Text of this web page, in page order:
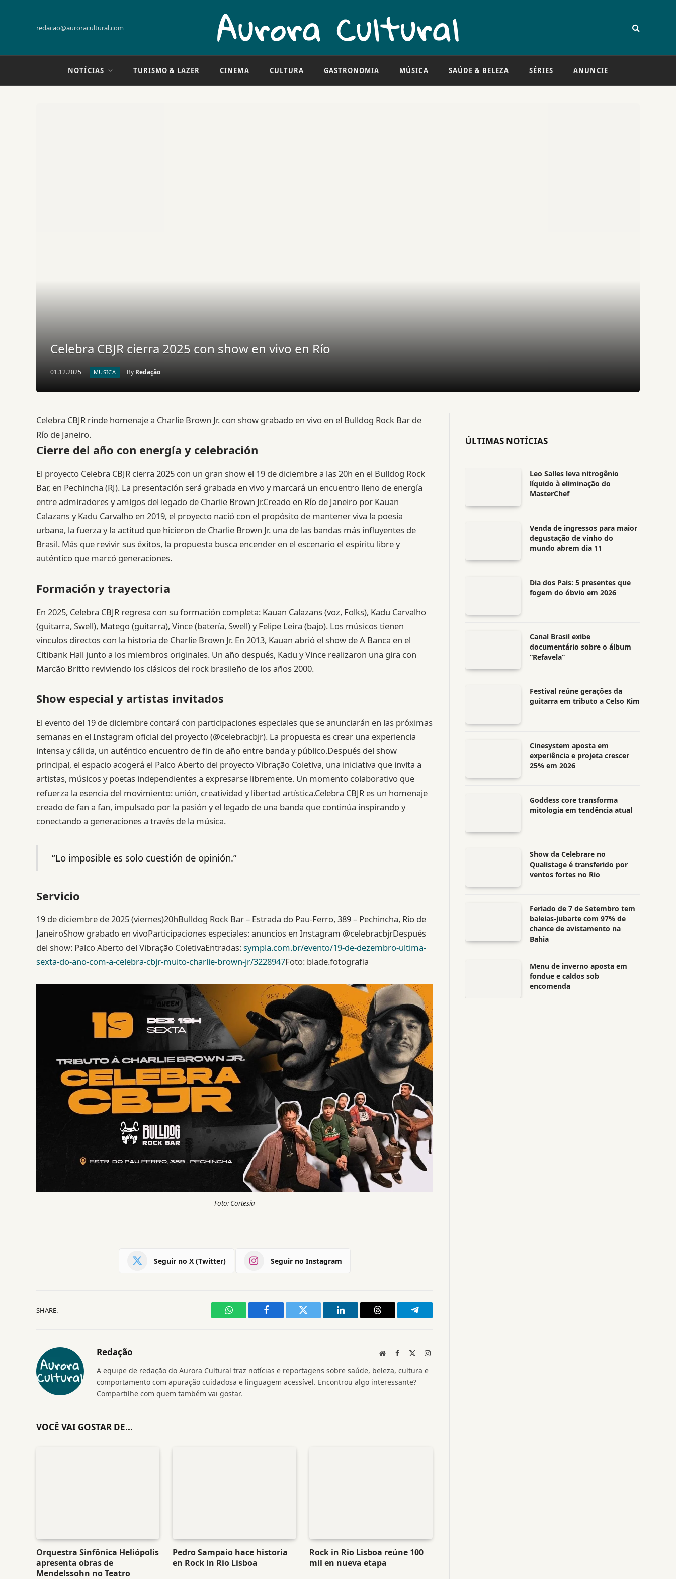
redacao@auroracultural.com
NOTÍCIAS TURISMO & LAZER CINEMA CULTURA GASTRONOMIA MÚSICA SAÚDE & BELEZA SÉRIES ANUNCIE
Celebra CBJR cierra 2025 con show en vivo en Río
01.12.2025 MUSICA By Redação
Celebra CBJR rinde homenaje a Charlie Brown Jr. con show grabado en vivo en el Bulldog Rock Bar de
Río de Janeiro.
Cierre del año con energía y celebración
El proyecto Celebra CBJR cierra 2025 con un gran show el 19 de diciembre a las 20h en el Bulldog Rock
Bar, en Pechincha (RJ). La presentación será grabada en vivo y marcará un encuentro lleno de energía
entre admiradores y amigos del legado de Charlie Brown Jr.Creado en Río de Janeiro por Kauan
Calazans y Kadu Carvalho en 2019, el proyecto nació con el propósito de mantener viva la poesía
urbana, la fuerza y la actitud que hicieron de Charlie Brown Jr. una de las bandas más influyentes de
Brasil. Más que revivir sus éxitos, la propuesta busca encender en el escenario el espíritu libre y
auténtico que marcó generaciones.
Formación y trayectoria
En 2025, Celebra CBJR regresa con su formación completa: Kauan Calazans (voz, Folks), Kadu Carvalho
(guitarra, Swell), Matego (guitarra), Vince (batería, Swell) y Felipe Leira (bajo). Los músicos tienen
vínculos directos con la historia de Charlie Brown Jr. En 2013, Kauan abrió el show de A Banca en el
Citibank Hall junto a los miembros originales. Un año después, Kadu y Vince realizaron una gira con
Marcão Britto reviviendo los clásicos del rock brasileño de los años 2000.
Show especial y artistas invitados
El evento del 19 de diciembre contará con participaciones especiales que se anunciarán en las próximas
semanas en el Instagram oficial del proyecto (@celebracbjr). La propuesta es crear una experiencia
intensa y cálida, un auténtico encuentro de fin de año entre banda y público.Después del show
principal, el espacio acogerá el Palco Aberto del proyecto Vibração Coletiva, una iniciativa que invita a
artistas, músicos y poetas independientes a expresarse libremente. Un momento colaborativo que
refuerza la esencia del movimiento: unión, creatividad y libertad artística.Celebra CBJR es un homenaje
creado de fan a fan, impulsado por la pasión y el legado de una banda que continúa inspirando y
conectando a generaciones a través de la música.
“Lo imposible es solo cuestión de opinión.”
Servicio
19 de diciembre de 2025 (viernes)20hBulldog Rock Bar – Estrada do Pau-Ferro, 389 – Pechincha, Río de
JaneiroShow grabado en vivoParticipaciones especiales: anuncios en Instagram @celebracbjrDespués
del show: Palco Aberto del Vibração ColetivaEntradas:sympla.com.br/evento/19-de-dezembro-ultima-
sexta-do-ano-com-a-celebra-cbjr-muito-charlie-brown-jr/3228947Foto: blade.fotografia
Foto: Cortesía
Seguir no X (Twitter) Seguir no Instagram
SHARE.
WhatsAppFacebook Twitter LinkedIn Threads Telegram
Redação WebsiteFacebook Instagram
A equipe de redação do Aurora Cultural traz notícias e reportagens sobre saúde, beleza, cultura e
comportamento com apuração cuidadosa e linguagem acessível. Encontrou algo interessante?
Compartilhe com quem também vai gostar.
VOCÊ VAI GOSTAR DE...
Orquestra Sinfônica Heliópolis
apresenta obras de
Mendelssohn no Teatro
Pedro Sampaio hace historia
en Rock in Rio Lisboa
Rock in Rio Lisboa reúne 100
mil en nueva etapa
ÚLTIMAS NOTÍCIAS
Leo Salles leva nitrogênio
líquido à eliminação do
MasterChef
Venda de ingressos para maior
degustação de vinho do
mundo abrem dia 11
Dia dos Pais: 5 presentes que
fogem do óbvio em 2026
Canal Brasil exibe
documentário sobre o álbum
“Refavela”
Festival reúne gerações da
guitarra em tributo a Celso Kim
Cinesystem aposta em
experiência e projeta crescer
25% em 2026
Goddess core transforma
mitologia em tendência atual
Show da Celebrare no
Qualistage é transferido por
ventos fortes no Rio
Feriado de 7 de Setembro tem
baleias-jubarte com 97% de
chance de avistamento na
Bahia
Menu de inverno aposta em
fondue e caldos sob
encomenda